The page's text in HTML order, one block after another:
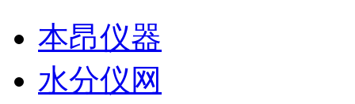
本昂仪器
水分仪网